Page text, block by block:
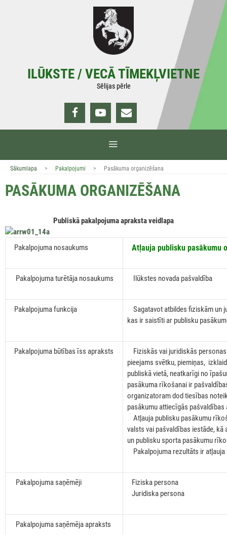
ILŪKSTE / VECĀ TĪMEKĻVIETNE
Sēlijas pērle
Sākumlapa > Pakalpojumi > Pasākuma organizēšana
PASĀKUMA ORGANIZĒŠANA
Publiskā pakalpojuma apraksta veidlapa
Pakalpojuma nosaukums Atļauja publisku pasākumu
Pakalpojuma turētāja nosaukums Ilūkstes novada pašvaldība
Pakalpojuma funkcija
Sagatavot atbildes fiziskām un
kas ir saistīti ar publisku
Pakalpojuma būtības īss apraksts
Fiziskās vai juridiskās
pieejams svētku, piemiņas,
publiskā vietā, neatkarīgi no
pasākuma rīkošanai ir
organizatoram dod tiesības
pasākumu attiecīgās
Atļauja publisku pasākumu
valsts vai pašvaldības iestāde,
un publisku sporta pasākumu
Pakalpojuma rezultāts ir
Pakalpojuma saņēmēji
Fiziska persona
Juridiska persona
Pakalpojuma saņēmēja apraksts